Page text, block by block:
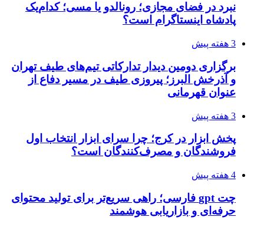
نبرد در فضای مجازی؛ رونالدو یا مسی؛ کدام‌یک
پادشاه اینستاگرام است؟
3 هفته پیش
برگزاری دومین دیدار تدارکاتی تیم‌های طیف تهران
و آذرخش البرز؛ پیروزی طیف در مسیر دفاع از
عنوان قهرمانی
3 هفته پیش
پخش ابزار در کرج؛ چرا سرای ابزار انتخاب اول
فروشندگان و مصرف‌کنندگان است؟
4 هفته پیش
چت gpt فارسی؛ راهی سریع‌تر برای تولید محتوای
حرفه‌ای و بازاریابی هوشمند